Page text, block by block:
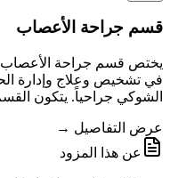
قسم جراحة الأعصاب
يختص قسم جراحة
في تشخيص وعلاج وإدارة
الشوكي جراحياً. يتكون
عرض التفاصيل →
عن هذا المزود